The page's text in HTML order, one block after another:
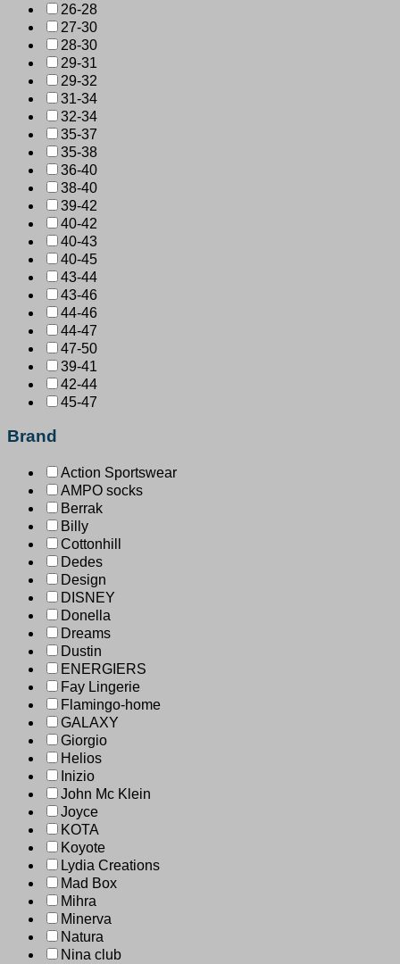
26-28
27-30
28-30
29-31
29-32
31-34
32-34
35-37
35-38
36-40
38-40
39-42
40-42
40-43
40-45
43-44
43-46
44-46
44-47
47-50
39-41
42-44
45-47
Brand
Action Sportswear
AMPO socks
Berrak
Billy
Cottonhill
Dedes
Design
DISNEY
Donella
Dreams
Dustin
ENERGIERS
Fay Lingerie
Flamingo-home
GALAXY
Giorgio
Helios
Inizio
John Mc Klein
Joyce
KOTA
Koyote
Lydia Creations
Mad Box
Mihra
Minerva
Natura
Nina club